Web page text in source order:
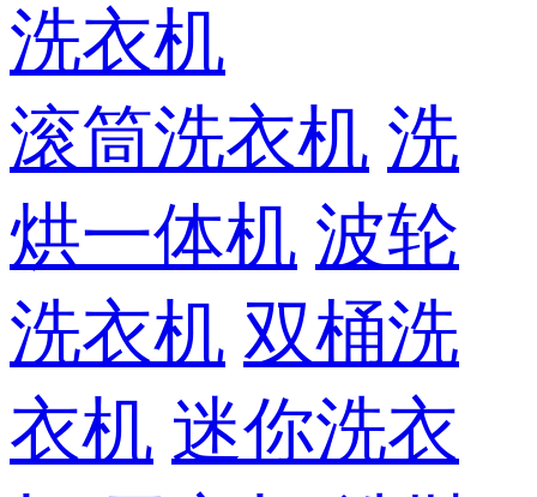
洗衣机
滚筒洗衣机 洗
烘一体机 波轮
洗衣机 双桶洗
衣机 迷你洗衣